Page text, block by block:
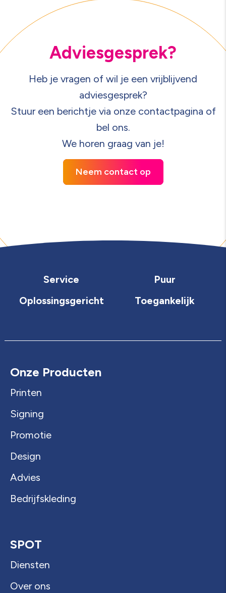
Adviesgesprek?
Heb je vragen of wil je een vrijblijvend
adviesgesprek?
Stuur een berichtje via onze contactpagina of
bel ons.
We horen graag van je!
Neem contact op
Service
Puur
Oplossingsgericht
Toegankelijk
Onze Producten
Printen
Signing
Promotie
Design
Advies
Bedrijfskleding
SPOT
Diensten
Over ons